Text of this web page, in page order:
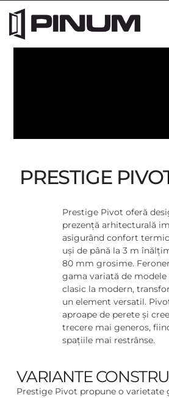
PRESTIGE
Prestige Pivot oferă
prezență arhitecturală
asigurând confort
uși de până la 3 m
80 mm grosime.
gama variată de modele
clasic la modern,
un element versatil.
aproape de perete și
trecere mai generos,
spațiile mai restrânse.
VARIANTE
Prestige Pivot propune o varietate